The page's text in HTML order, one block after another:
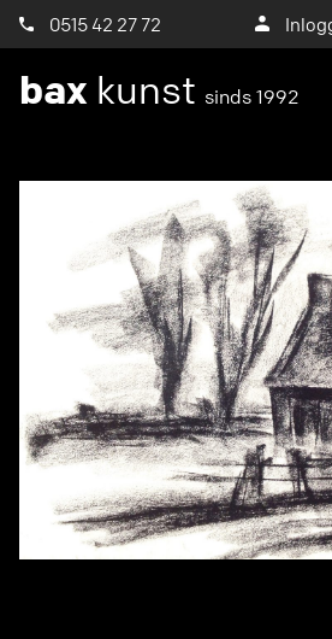
0515 42 27 72
bax kunst sinds 1992